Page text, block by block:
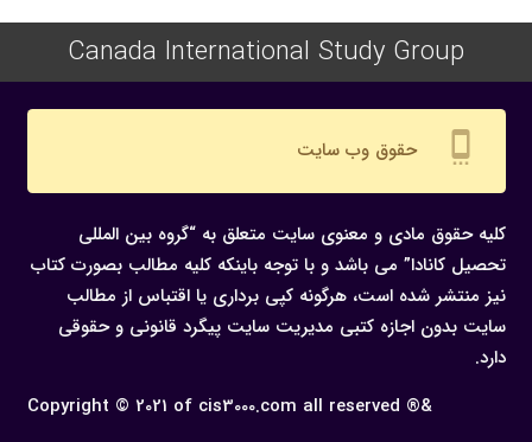
Canada International Study Group
settings_cell حقوق وب سایت
کلیه حقوق مادی و معنوی سایت متعلق به “گروه بین المللی
تحصیل کانادا” می باشد و با توجه باینکه کلیه مطالب بصورت کتاب
نیز منتشر شده است، هرگونه كپی برداری یا اقتباس از مطالب
سایت بدون اجازه كتبی مدیریت سایت پیگرد قانونی و حقوقی
دارد.
Copyright © 2021 of cis3000.com all reserved ®&